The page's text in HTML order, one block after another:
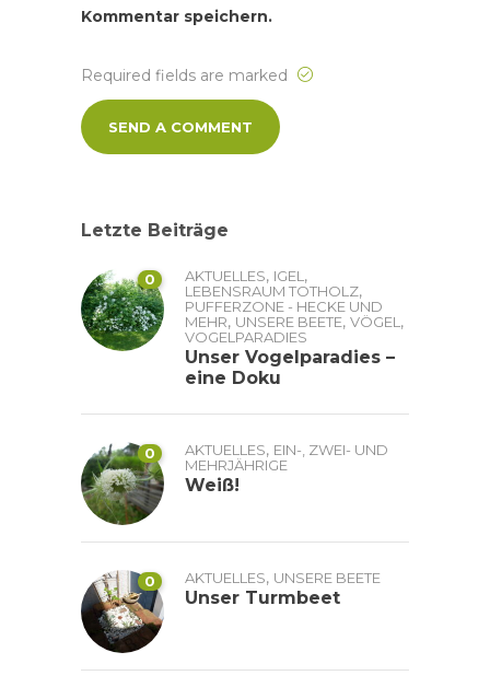
Kommentar speichern.
Required fields are marked
Letzte Beiträge
0 AKTUELLES, IGEL ,
LEBENSRAUM TOTHOLZ,
PUFFERZONE - HECKE UND
MEHR, UNSERE BEETE, VÖGEL ,
VOGELPARADIES
Unser Vogelparadies –
eine Doku
0 AKTUELLES, EIN-, ZWEI- UND
MEHRJÄHRIGE
Weiß!
0 AKTUELLES, UNSERE BEETE
Unser Turmbeet